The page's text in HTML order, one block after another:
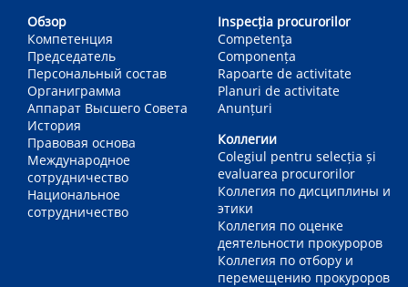
navigation
Обзор
Компетенция
Председатель
Персональный состав
Органиграмма
Аппарат Высшего Совета
История
Правовая основа
Международное
сотрудничество
Национальное
сотрудничество
Inspecția procurorilor
Competenţa
Componența
Rapoarte de activitate
Planuri de activitate
Anunțuri
Коллегии
Colegiul pentru selecția și
evaluarea procurorilor
Коллегия по дисциплины и
этики
Коллегия по оценке
деятельности прокуроров
Коллегия по отбору и
перемещению прокуроров